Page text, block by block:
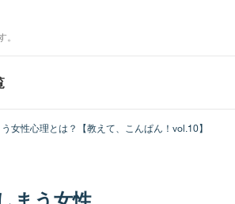
女性心理とは？【教えて、こんぱん！vol.10】